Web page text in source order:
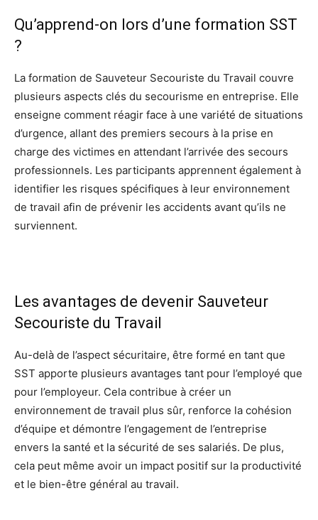
Qu’apprend-on lors d’une formation SST
?
La formation de Sauveteur Secouriste du Travail couvre
plusieurs aspects clés du secourisme en entreprise. Elle
enseigne comment réagir face à une variété de situations
d’urgence, allant des premiers secours à la prise en
charge des victimes en attendant l’arrivée des secours
professionnels. Les participants apprennent également à
identifier les risques spécifiques à leur environnement
de travail afin de prévenir les accidents avant qu’ils ne
surviennent.
Les avantages de devenir Sauveteur
Secouriste du Travail
Au-delà de l’aspect sécuritaire, être formé en tant que
SST apporte plusieurs avantages tant pour l’employé que
pour l’employeur. Cela contribue à créer un
environnement de travail plus sûr, renforce la cohésion
d’équipe et démontre l’engagement de l’entreprise
envers la santé et la sécurité de ses salariés. De plus,
cela peut même avoir un impact positif sur la productivité
et le bien-être général au travail.